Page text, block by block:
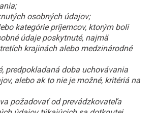
osobných údajov;
kategórie príjemcov, ktorým boli
údaje poskytnuté, najmä
krajinách alebo medzinárodné
predpokladaná doba uchovávania
alebo ak to nie je možné, kritériá na
požadovať od prevádzkovateľa